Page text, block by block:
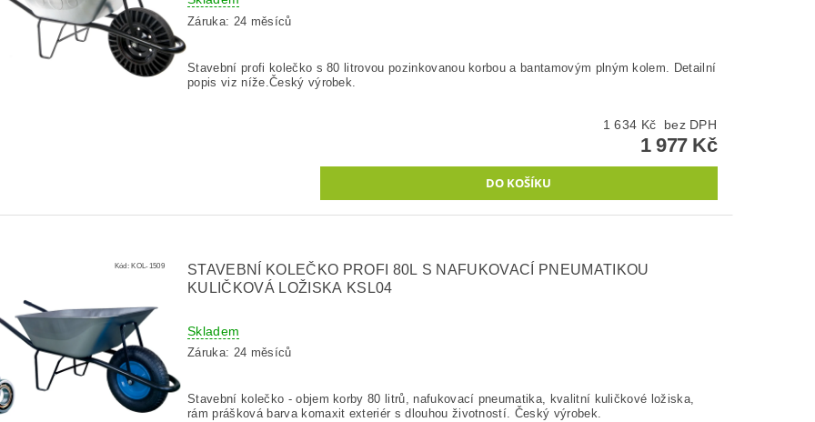
Záruka: 24 měsíců
Stavební profi kolečko s 80 litrovou pozinkovanou korbou a bantamovým plným kolem. Detailní
popis viz níže.Český výrobek.
1 634 Kč bez DPH
1 977 Kč
Kód:KOL-1509
STAVEBNÍ KOLEČKO PROFI 80L S NAFUKOVACÍ PNEUMATIKOU
KULIČKOVÁ LOŽISKA KSL04
Skladem
Záruka: 24 měsíců
Stavební kolečko - objem korby 80 litrů, nafukovací pneumatika, kvalitní kuličkové ložiska,
rám prášková barva komaxit exteriér s dlouhou životností. Český výrobek.